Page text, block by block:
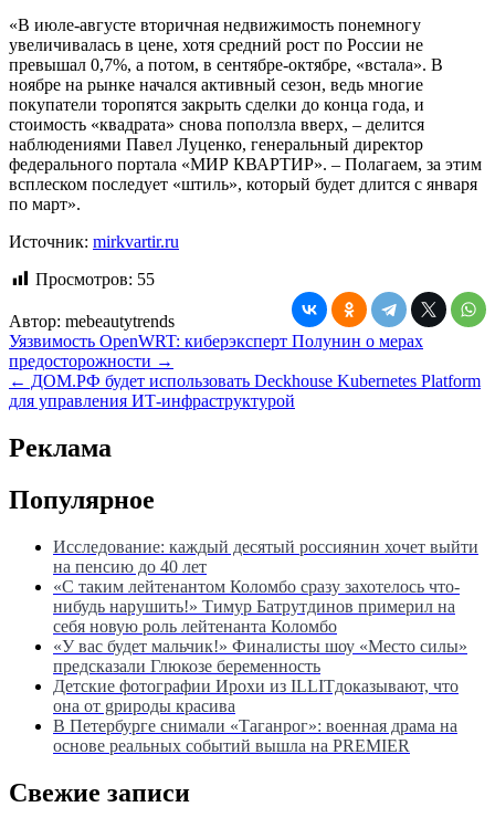
«В июле-августе вторичная недвижимость понемногу
увеличивалась в цене, хотя средний рост по России не
превышал 0,7%, а потом, в сентябре-октябре, «встала». В
ноябре на рынке начался активный сезон, ведь многие
покупатели торопятся закрыть сделки до конца года, и
стоимость «квадрата» снова поползла вверх, – делится
наблюдениями Павел Луценко, генеральный директор
федерального портала «МИР КВАРТИР». – Полагаем, за этим
всплеском последует «штиль», который будет длится с января
по март».
Источник: mirkvartir.ru
Просмотров: 55
Автор: mebeautytrends
Навигация
по
записям
Уязвимость OpenWRT: киберэксперт Полунин о мерах
предосторожности →
← ДОМ.РФ будет использовать Deckhouse Kubernetes Platform
для управления ИТ-инфраструктурой
Реклама
Популярное
Исследование: каждый десятый россиянин хочет выйти
на пенсию до 40 лет
«С таким лейтенантом Коломбо сразу захотелось что-
нибудь нарушить!» Тимур Батрутдинов примерил на
себя новую роль лейтенанта Коломбо
«У вас будет мальчик!» Финалисты шоу «Место силы»
предсказали Глюкозе беременность
Детские фотографии Ирохи из ILLITдоказывают, что
она от gрироды красива
В Петербурге снимали «Таганрог»: военная драма на
основе реальных событий вышла на PREMIER
Свежие записи